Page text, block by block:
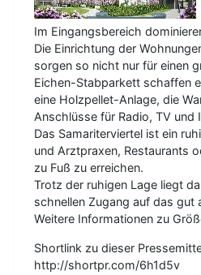
Im Eingangsbereich
Die Einrichtung der
sorgen so nicht nur für einen
Eichen-Stabparkett schaffen
eine Holzpellet-Anlage, die
Anschlüsse für Radio, TV
Das Samariterviertel ist ein
und Arztpraxen, Restaurants
zu Fuß zu erreichen.
Trotz der ruhigen Lage liegt
schnellen Zugang auf das gut
Weitere Informationen zu
Shortlink zu dieser
http://shortpr.com/6h1d5v